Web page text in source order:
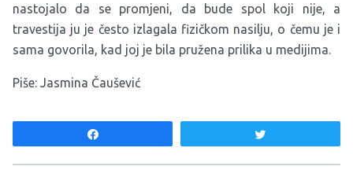
nastojalo da se promjeni, da bude spol koji nije, a
travestija ju je često izlagala fizičkom nasilju, o čemu je i
sama govorila, kad joj je bila pružena prilika u medijima.
Piše: Jasmina Čaušević